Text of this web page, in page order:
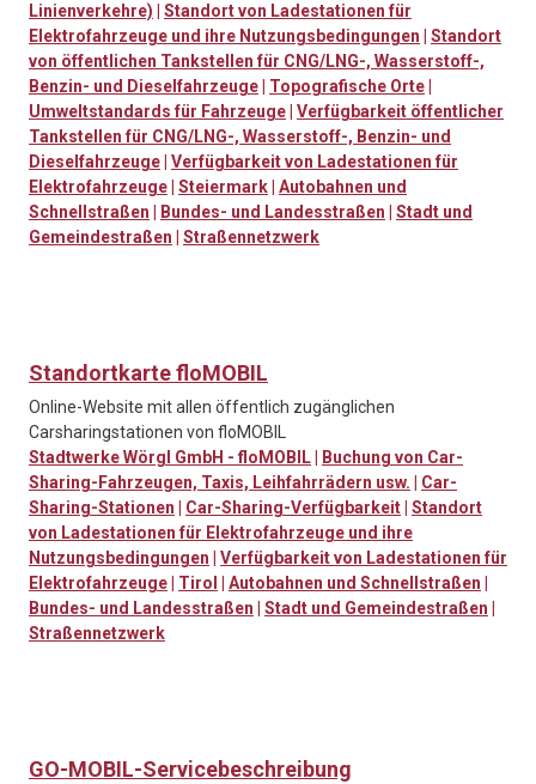
Linienverkehre)
Standort von Ladestationen für
Elektrofahrzeuge und ihre Nutzungsbedingungen
Standort
von öffentlichen Tankstellen für CNG/LNG-, Wasserstoff-,
Benzin- und Dieselfahrzeuge
Topografische Orte
Umweltstandards für Fahrzeuge Verfügbarkeit öffentlicher
Tankstellen für CNG/LNG-, Wasserstoff-, Benzin- und
Dieselfahrzeuge Verfügbarkeit von Ladestationen für
Elektrofahrzeuge Steiermark Autobahnen und
Schnellstraßen
Bundes- und Landesstraßen
Stadt und
Gemeindestraßen
Straßennetzwerk
Standortkarte floMOBIL
Online-Website mit allen öffentlich zugänglichen
Carsharingstationen von floMOBIL
Stadtwerke Wörgl GmbH - floMOBIL
Buchung von Car-
Sharing-Fahrzeugen, Taxis, Leihfahrrädern usw.
Car-
Sharing-Stationen
Car-Sharing-Verfügbarkeit Standort
von Ladestationen für Elektrofahrzeuge und ihre
Nutzungsbedingungen
Verfügbarkeit von Ladestationen für
Elektrofahrzeuge
Tirol Autobahnen und Schnellstraßen
Bundes- und Landesstraßen
Stadt und Gemeindestraßen
Straßennetzwerk
GO-MOBIL-Servicebeschreibung